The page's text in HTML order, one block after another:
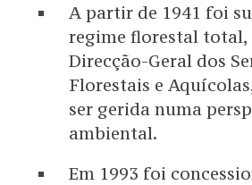
A partir de 1941 foi
regime florestal total,
Direcção-Geral dos
Florestais e
ser gerida numa
ambiental.
Em 1993 foi